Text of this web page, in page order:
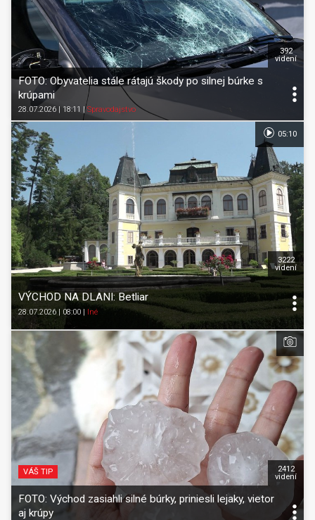
FOTO: Obyvatelia stále rátajú škody po silnej búrke s
krúpami
28.07.2026 | 18:11 |Spravodajstvo
392
videní
VÝCHOD NA DLANI: Betliar
28.07.2026 | 08:00 | Iné
3222
videní
05:10
VÁŠ TIP
FOTO: Východ zasiahli silné búrky, priniesli lejaky, vietor
aj krúpy
2412
videní